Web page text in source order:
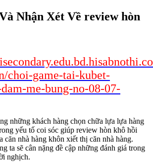
Nhận Xét Về review hòn
choi-game-tai-kubet-
me-bung-no-08-07-
những khách hàng chọn chữa lựa lựa hàng
yếu tố coi sóc giúp review hòn khô hồi
căn nhà hàng khôn xiết thị căn nhà hàng.
ta sẽ cân nặng đề cập những đánh giá trong
nghịch.